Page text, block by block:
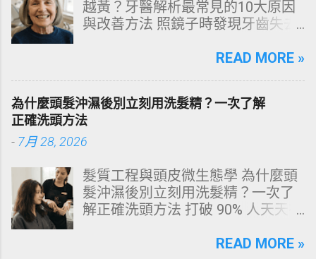
越黃？牙醫解析最常見的10大原因
與改善方法 照鏡子時發現牙齒失去
文由專業牙科思維出發，深度剖析
源性染色成因，並提供精準有效的
改善與美白對策。 📋 文章快速導覽
目錄 一、 牙齒顏色的生物學本質：
琺瑯質與象牙質 二、 牙齒變黃的10
源性變色的自我檢視 四、 5大專業
牙醫美白療程評估與比較 五、 避坑
指南：破除3大網路美白偏方迷思
理策略 一、 牙齒顏色的生物學本
READ MORE »
為什麼頭髮沖濕後別立刻用洗髮精？一次了解
正確洗頭方法
- 7月 28, 2026
髮質工程與頭皮微生態學 為什麼頭
髮沖濕後別立刻用洗髮精？一次了
解正確洗頭方法 打破 90% 人天天在
構化思維，拆解頭皮清潔的物理與
READ MORE »